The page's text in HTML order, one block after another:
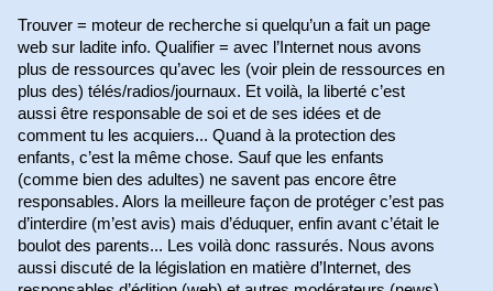
Trouver = moteur de recherche si quelqu’un a fait un page
web sur ladite info. Qualifier = avec l’Internet nous avons
plus de ressources qu’avec les (voir plein de ressources en
plus des) télés/radios/journaux. Et voilà, la liberté c’est
aussi être responsable de soi et de ses idées et de
comment tu les acquiers... Quand à la protection des
enfants, c’est la même chose. Sauf que les enfants
(comme bien des adultes) ne savent pas encore être
responsables. Alors la meilleure façon de protéger c’est pas
d’interdire (m’est avis) mais d’éduquer, enfin avant c’était le
boulot des parents... Les voilà donc rassurés. Nous avons
aussi discuté de la législation en matière d’Internet, des